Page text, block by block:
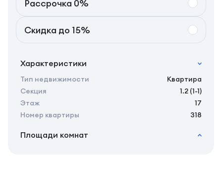
Рассрочка 0%
Скидка до 15%
Характеристики
Тип недвижимости
Квартира
Секция
1.2 (1-1)
Этаж
17
Номер квартиры
318
Площади комнат